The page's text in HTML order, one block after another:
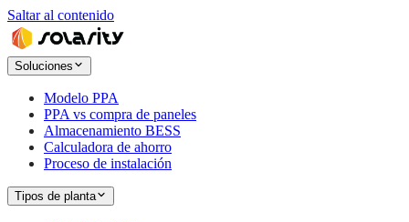
Saltar al contenido
Soluciones
Modelo PPA
PPA vs compra de paneles
Almacenamiento BESS
Calculadora de ahorro
Proceso de instalación
Tipos de planta